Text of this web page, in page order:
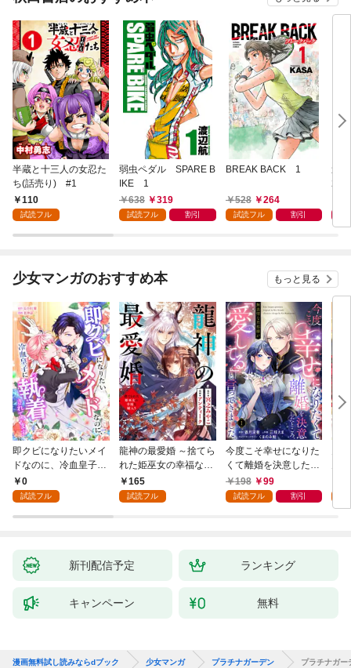
半蔵と十三人の女忍た
ち(話売り) #1
110
試読フル
弱虫ペダル SPARE B
IKE 1
638
319
試読フル 割引
BREAK BACK 1
528 264
試読フル 割引
週
少女マンガのおすすめ本 もっと見る
即クビになりたいメイ
ドなのに、冷血皇子に
執着されています第1
話
0
試読フル
龍神の最愛婚 ～捨てら
れた姫巫女の幸福な嫁
入り～: 1
165
試読フル
今度こそ幸せになりた
くて離婚を決意したと
ころ、無表情な旦那様
が「愛してる」と言っ
198 99
試読フル 割引
新刊配信予定 ランキング
キャンペーン 無料
漫画無料試し読みならdブック 少女マンガ プラチナガーデン プラチナガ